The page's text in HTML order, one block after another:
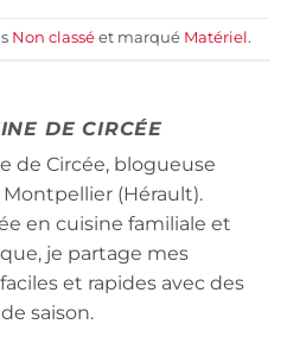
Non classéet marqué Matériel.
DE CIRCÉE
de Circée, blogueuse
(Hérault).
en cuisine familiale et
je partage mes
et rapides avec des
saison.